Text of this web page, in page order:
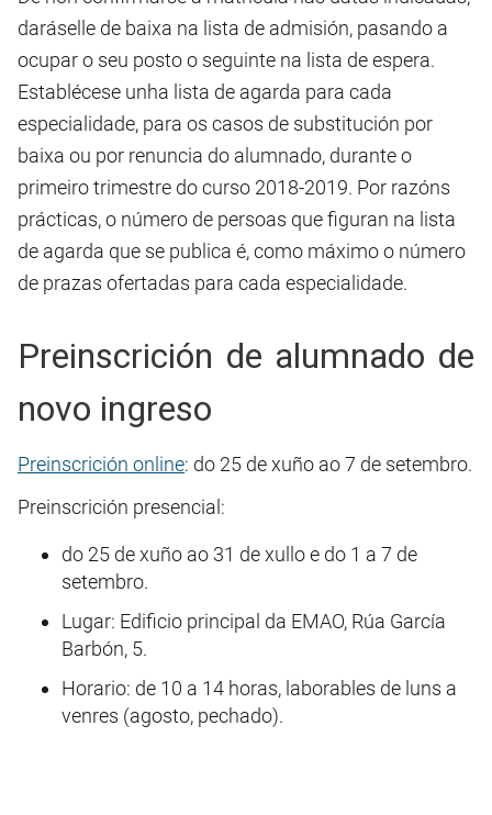
daráselle de baixa na lista de admisión, pasando a
ocupar o seu posto o seguinte na lista de espera.
Establécese unha lista de agarda para cada
especialidade, para os casos de substitución por
baixa ou por renuncia do alumnado, durante o
primeiro trimestre do curso 2018-2019. Por razóns
prácticas, o número de persoas que figuran na lista
de agarda que se publica é, como máximo o número
de prazas ofertadas para cada especialidade.
Preinscrición de alumnado de
novo ingreso
Preinscrición online: do 25 de xuño ao 7 de setembro.
Preinscrición presencial:
do 25 de xuño ao 31 de xullo e do 1 a 7 de
setembro.
Lugar: Edificio principal da EMAO, Rúa García
Barbón, 5.
Horario: de 10 a 14 horas, laborables de luns a
venres (agosto, pechado).